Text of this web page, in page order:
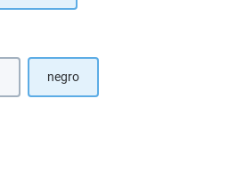
en este momento.)
opción no está disponible en este momento.)
negro